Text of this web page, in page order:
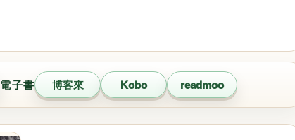
電子書 博客來 Kobo readmoo